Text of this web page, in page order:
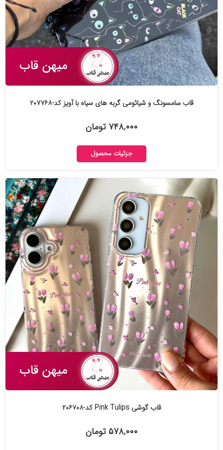
قاب سامسونگ و شیائومی گربه های سیاه با آویز کد-۲۰۷۷۶۸
۷۴۸,۰۰۰ تومان
جزئیات محصول
قاب گوشی Pink Tulips کد-۲۰۶۷۰۸
۵۷۸,۰۰۰ تومان